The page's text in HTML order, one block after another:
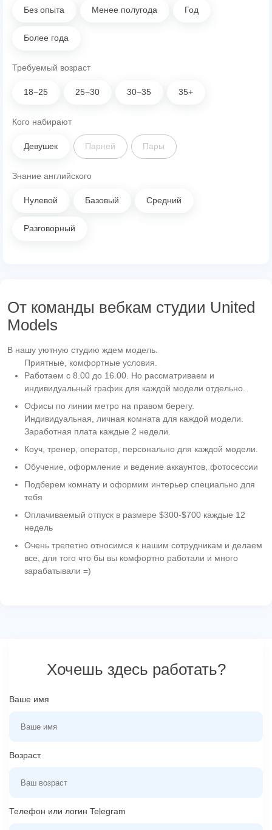
Без опыта Менее полугода Год
Более года
Требуемый возраст
18−25 25−30 30−35 35+
Кого набирают
Девушек Парней Пары
Знание английского
Нулевой Базовый Средний
Разговорный
От команды вебкам студии United
Models
В нашу уютную студию ждем модель.
Приятные, комфортные условия.
Работаем с 8.00 до 16.00. Но рассматриваем и
индивидуальный график для каждой модели отдельно.
Офисы по линии метро на правом берегу.
Индивидуальная, личная комната для каждой модели.
Заработная плата каждые 2 недели.
Коуч, тренер, оператор, персонально для каждой модели.
Обучение, оформление и ведение аккаунтов, фотосессии
Подберем комнату и оформим интерьер специально для
тебя
Оплачиваемый отпуск в размере $300-$700 каждые 12
недель
Очень трепетно относимся к нашим сотрудникам и делаем
все, для того что бы вы комфортно работали и много
зарабатывали =)
Хочешь здесь работать?
Ваше имя
Возраст
Телефон или логин Telegram